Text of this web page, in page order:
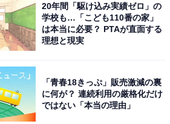
20年間「駆け込み実績ゼロ」の
学校も…「こども110番の家」
は本当に必要？ PTAが直面する
理想と現実
「青春18きっぷ」販売激減の裏
に何が？ 連続利用の厳格化だけ
ではない「本当の理由」